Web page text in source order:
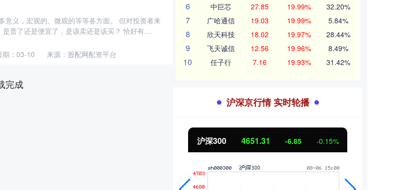
意义，宏观的、微观的等等各方面。 但对投资者来
贵了还是便宜了，是该卖还是该买？ 恰好有....
期：03-10 来源：股配网配资平台
完成
6 中巨芯 27.85 19.99% 32.20%
7 广哈通信 19.03 19.99% 5.84%
8 欣天科技 18.02 19.97% 28.44%
9 飞天诚信 12.56 19.96% 8.49%
10 任子行 7.16 19.93% 31.42%
沪深京行情 实时轮播
沪深300 4651.31 -6.85 -0.15%